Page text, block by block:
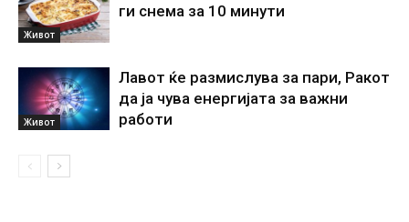
Живот
ги снема за 10 минути
Живот
Лавот ќе размислува за пари, Ракот
да ја чува енергијата за важни
работи